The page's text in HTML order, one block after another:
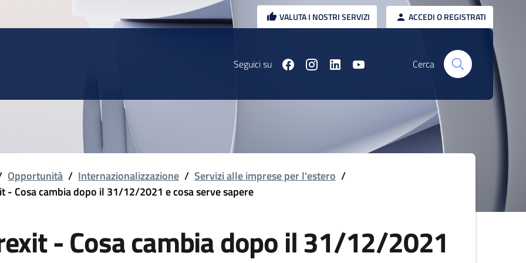
VALUTA I NOSTRI SERVIZI ACCEDI O REGISTRATI
Seguici su Cerca
Opportunità / Internazionalizzazione / Servizi alle imprese per l'estero /
- Cosa cambia dopo il 31/12/2021 e cosa serve sapere
- Cosa cambia dopo il 31/12/2021